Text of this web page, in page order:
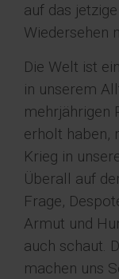
auf das
Wiedersehen
Die Welt ist
in unserem
mehrjährigen
erholt haben,
Krieg in
Überall auf
Frage,
Armut und
auch schaut.
machen uns